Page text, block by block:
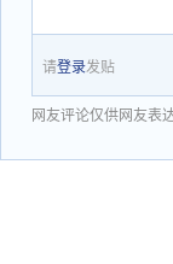
请登录发贴
网友评论仅供网友表